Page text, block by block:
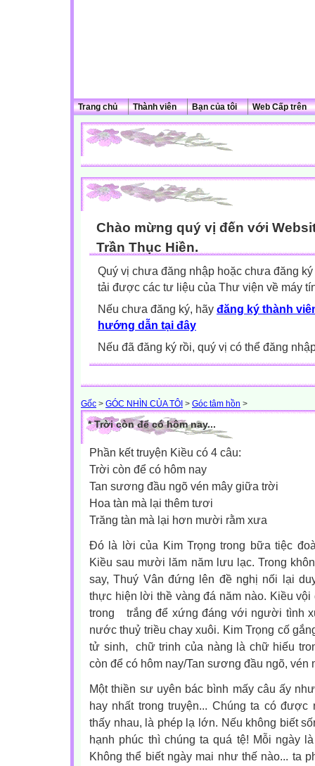
Trang chủ Thành viên Bạn của tôi Web Cấp trên
Chào mừng quý vị đến với
Trần Thục Hiền.
Quý vị chưa đăng nhập hoặc chưa đăng
tải được các tư liệu của Thư viện về máy
Nếu chưa đăng ký, hãy đăng ký thành
hướng dẫn tại đây
Nếu đã đăng ký rồi, quý vị có thể đăng
Gốc > GÓC NHÌN CỦA TÔI > Góc tâm hồn >
* Trời còn để có hôm nay...
Phần kết truyện Kiều có 4 câu:
Trời còn để có hôm nay
Tan sương đầu ngõ vén mây giữa trời
Hoa tàn mà lại thêm tươi
Trăng tàn mà lại hơn mười rằm xưa
Đó là lời của Kim Trọng trong bữa tiệc
Kiều sau mười lăm năm lưu lạc. Trong
say, Thuý Vân đứng lên đề nghị nối lại
thực hiện lời thề vàng đá năm nào. Kiều
trong trắng để xứng đáng với người tình
nước thuỷ triều chay xuôi. Kim Trọng cố
tử sinh, chữ trinh của nàng là chữ hiếu
còn để có hôm nay/Tan sương đầu ngõ, vén
Một thiền sư uyên bác bình mấy câu ấy
hay nhất trong truyện... Chúng ta có được
thấy nhau, là phép lạ lớn. Nếu không biết
hạnh phúc thì chúng ta quá tệ! Mỗi ngày
Không thể biết ngày mai như thế nào... ta